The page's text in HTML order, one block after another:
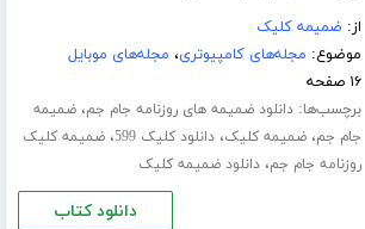
از: ضمیمه کلیک
موضوع: مجله‌های کامپیوتری، مجله‌های موبایل
۱۶ صفحه
برچسب‌ها:دانلود ضمیمه های روزنامه جام جم،ضمیمه
جام جم،ضمیمه کلیک،دانلود کلیک 599 ،ضمیمه کلیک
روزنامه جام جم،دانلود ضمیمه کلیک
دانلود کتاب